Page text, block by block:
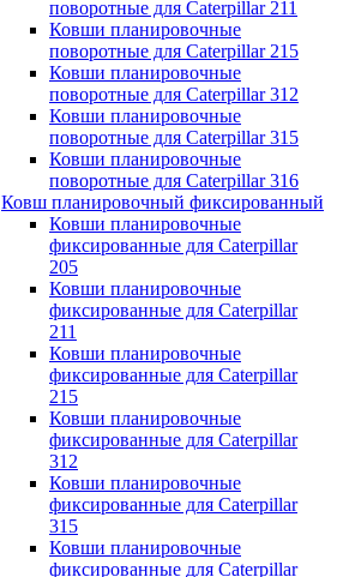
поворотные для Caterpillar 211
Ковши планировочные
поворотные для Caterpillar 215
Ковши планировочные
поворотные для Caterpillar 312
Ковши планировочные
поворотные для Caterpillar 315
Ковши планировочные
поворотные для Caterpillar 316
Ковш планировочный фиксированный
Ковши планировочные
фиксированные для Caterpillar
205
Ковши планировочные
фиксированные для Caterpillar
211
Ковши планировочные
фиксированные для Caterpillar
215
Ковши планировочные
фиксированные для Caterpillar
312
Ковши планировочные
фиксированные для Caterpillar
315
Ковши планировочные
фиксированные для Caterpillar